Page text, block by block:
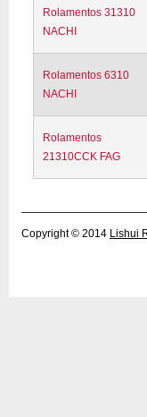
Rolamentos 31310
NACHI
Rolamentos 6310
NACHI
Rolamentos
21310CCK FAG
Copyright © 2014 Lishui